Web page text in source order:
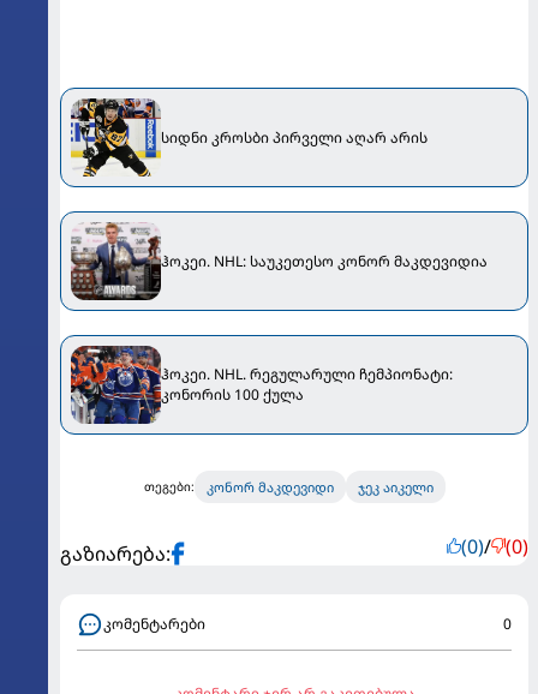
სიდნი კროსბი პირველი აღარ არის
ჰოკეი. NHL: საუკეთესო კონორ მაკდევიდია
ჰოკეი. NHL. რეგულარული ჩემპიონატი:
კონორის 100 ქულა
თეგები: კონორ მაკდევიდი ჯეკ აიკელი
გაზიარება: (0)/ (0)
კომენტარები 0